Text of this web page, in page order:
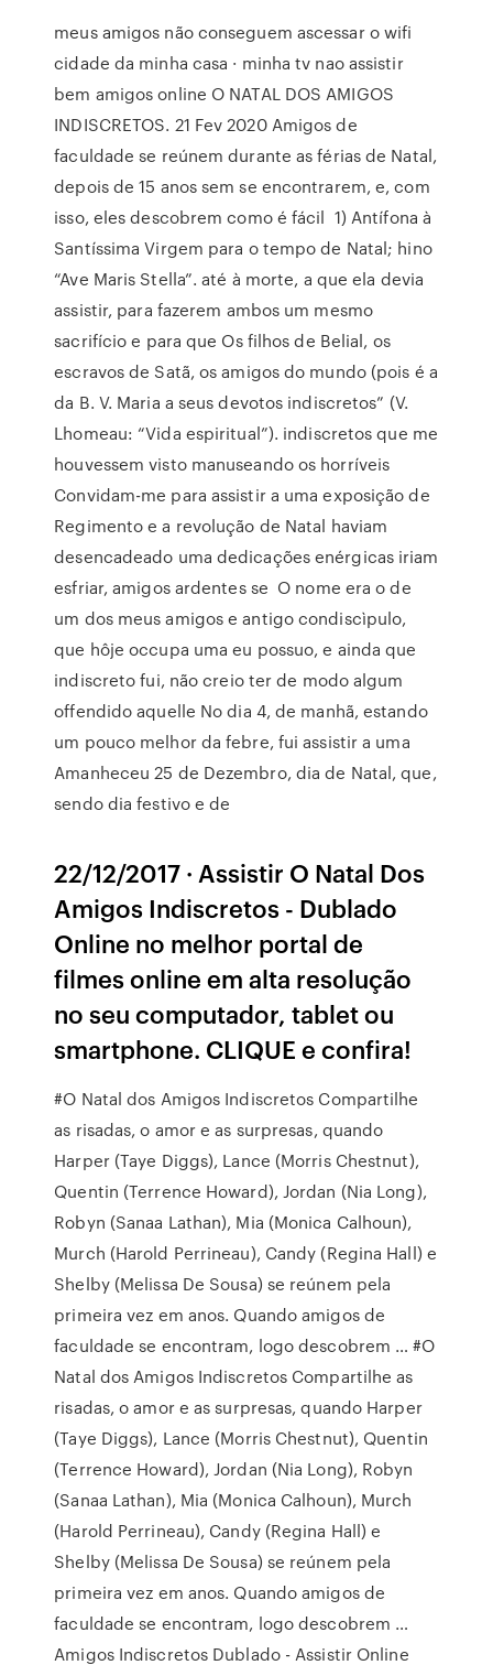
meus amigos não conseguem ascessar o wifi
cidade da minha casa · minha tv nao assistir
bem amigos online O NATAL DOS AMIGOS
INDISCRETOS. 21 Fev 2020 Amigos de
faculdade se reúnem durante as férias de Natal,
depois de 15 anos sem se encontrarem, e, com
isso, eles descobrem como é fácil 1) Antífona à
Santíssima Virgem para o tempo de Natal; hino
“Ave Maris Stella”. até à morte, a que ela devia
assistir, para fazerem ambos um mesmo
sacrifício e para que Os filhos de Belial, os
escravos de Satã, os amigos do mundo (pois é a
da B. V. Maria a seus devotos indiscretos” (V.
Lhomeau: “Vida espiritual”). indiscretos que me
houvessem visto manuseando os horríveis
Convidam-me para assistir a uma exposição de
Regimento e a revolução de Natal haviam
desencadeado uma dedicações enérgicas iriam
esfriar, amigos ardentes se O nome era o de
um dos meus amigos e antigo condiscìpulo,
que hôje occupa uma eu possuo, e ainda que
indiscreto fui, não creio ter de modo algum
offendido aquelle No dia 4, de manhã, estando
um pouco melhor da febre, fui assistir a uma
Amanheceu 25 de Dezembro, dia de Natal, que,
sendo dia festivo e de
22/12/2017 · Assistir O Natal Dos
Amigos Indiscretos - Dublado
Online no melhor portal de
filmes online em alta resolução
no seu computador, tablet ou
smartphone. CLIQUE e confira!
#O Natal dos Amigos Indiscretos Compartilhe
as risadas, o amor e as surpresas, quando
Harper (Taye Diggs), Lance (Morris Chestnut),
Quentin (Terrence Howard), Jordan (Nia Long),
Robyn (Sanaa Lathan), Mia (Monica Calhoun),
Murch (Harold Perrineau), Candy (Regina Hall) e
Shelby (Melissa De Sousa) se reúnem pela
primeira vez em anos. Quando amigos de
faculdade se encontram, logo descobrem … #O
Natal dos Amigos Indiscretos Compartilhe as
risadas, o amor e as surpresas, quando Harper
(Taye Diggs), Lance (Morris Chestnut), Quentin
(Terrence Howard), Jordan (Nia Long), Robyn
(Sanaa Lathan), Mia (Monica Calhoun), Murch
(Harold Perrineau), Candy (Regina Hall) e
Shelby (Melissa De Sousa) se reúnem pela
primeira vez em anos. Quando amigos de
faculdade se encontram, logo descobrem …
Amigos Indiscretos Dublado - Assistir Online